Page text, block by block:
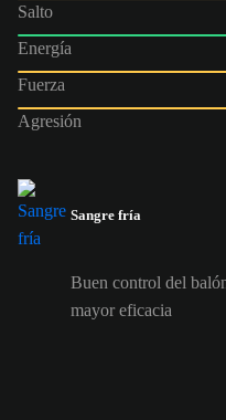
Salto
Energía
Fuerza
Agresión
Sangre fría
Buen control del
mayor eficacia